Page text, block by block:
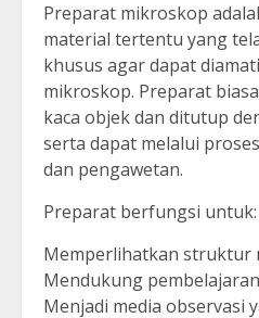
Preparat mikroskop
material tertentu yang
khusus agar dapat
mikroskop. Preparat
kaca objek dan ditutup
serta dapat melalui
dan pengawetan.
Preparat berfungsi untuk:
Memperlihatkan struktur
Mendukung
Menjadi media observasi